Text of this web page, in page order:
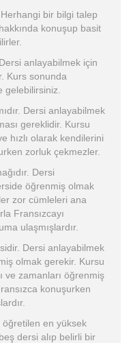
bir bilgi talep
konuşup basit
anlayabilmek için
Kurs sonunda
gelebilirsiniz.
Dersi anlayabilmek
gereklidir. Kursu
hızlı olarak kendilerini
zorluk çekmezler.
Dersi
öğrenmiş olmak
zor cümleleri ana
Fransızcayı
ulaşmışlardır.
Dersi anlayabilmek
olmak gerekir. Kursu
ve zamanları öğrenmiş
konuşurken
öğretilen en yüksek
dersi alıp belirli bir